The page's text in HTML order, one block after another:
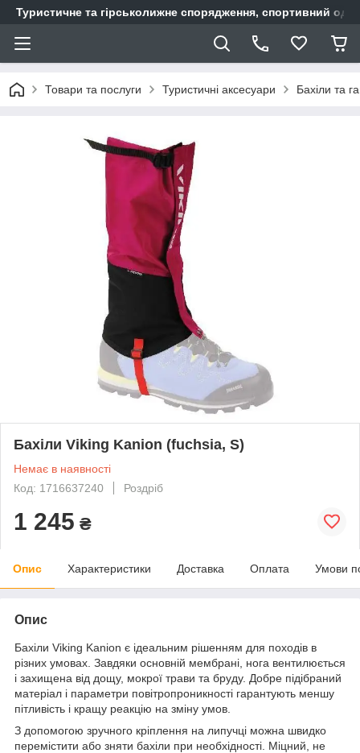
Туристичне та гірськолижне спорядження, спортивний
Товари та послуги Туристичні аксесуари Бахіли та
Бахіли Viking Kanion (fuchsia, S)
Немає в наявності
Код: 1716637240
Роздріб
1 245 ₴
Опис Характеристики Доставка Оплата Умови
Опис
Бахіли Viking Kanion є ідеальним рішенням для походів в
різних умовах. Завдяки основній мембрані, нога вентилюється
і захищена від дощу, мокрої трави та бруду. Добре підібраний
матеріал і параметри повітропроникності гарантують меншу
пітливість і кращу реакцію на зміну умов.
З допомогою зручного кріплення на липучці можна швидко
перемістити або зняти бахіли при необхідності. Міцний, не